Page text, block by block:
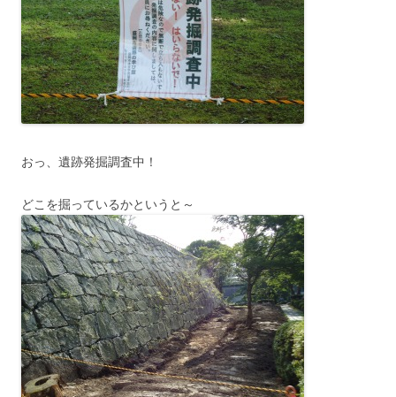
おっ、遺跡発掘調査中！
どこを掘っているかというと～